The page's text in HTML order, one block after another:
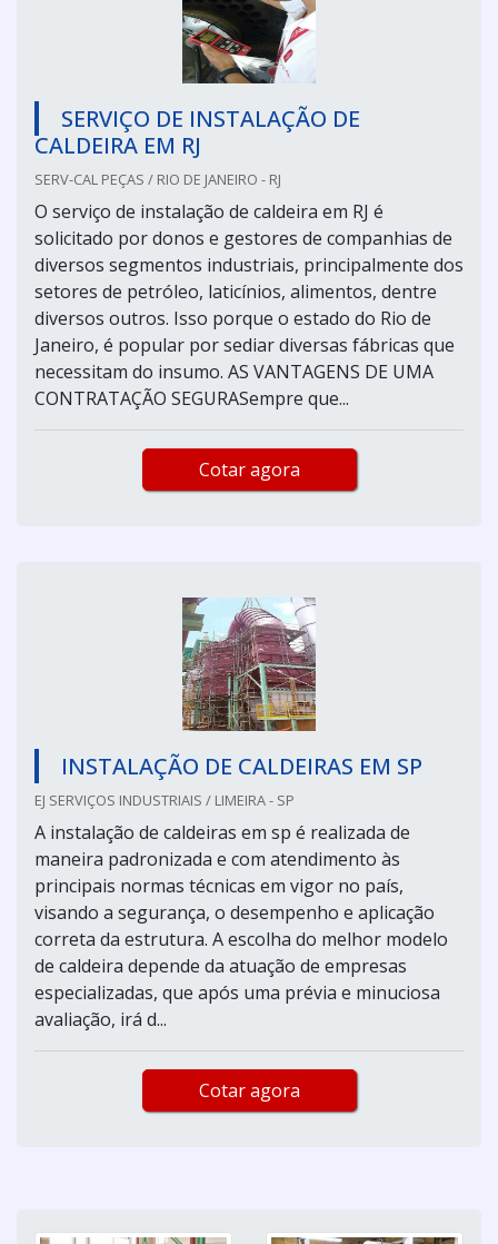
SERVIÇO DE INSTALAÇÃO DE
CALDEIRA EM RJ
SERV-CAL PEÇAS / RIO DE JANEIRO - RJ
O serviço de instalação de caldeira em RJ é
solicitado por donos e gestores de companhias de
diversos segmentos industriais, principalmente dos
setores de petróleo, laticínios, alimentos, dentre
diversos outros. Isso porque o estado do Rio de
Janeiro, é popular por sediar diversas fábricas que
necessitam do insumo. AS VANTAGENS DE UMA
CONTRATAÇÃO SEGURASempre que...
Cotar agora
INSTALAÇÃO DE CALDEIRAS EM SP
EJ SERVIÇOS INDUSTRIAIS / LIMEIRA - SP
A instalação de caldeiras em sp é realizada de
maneira padronizada e com atendimento às
principais normas técnicas em vigor no país,
visando a segurança, o desempenho e aplicação
correta da estrutura. A escolha do melhor modelo
de caldeira depende da atuação de empresas
especializadas, que após uma prévia e minuciosa
avaliação, irá d...
Cotar agora